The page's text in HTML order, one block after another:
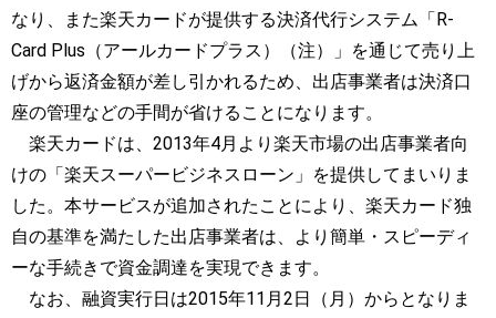
なり、また楽天カードが提供する決済代行システム「R-
Card Plus（アールカードプラス）（注）」を通じて売り上
げから返済金額が差し引かれるため、出店事業者は決済口
座の管理などの手間が省けることになります。
楽天カードは、2013年4月より楽天市場の出店事業者向
けの「楽天スーパービジネスローン」を提供してまいりま
した。本サービスが追加されたことにより、楽天カード独
自の基準を満たした出店事業者は、より簡単・スピーディ
ーな手続きで資金調達を実現できます。
なお、融資実行日は2015年11月2日（月）からとなりま